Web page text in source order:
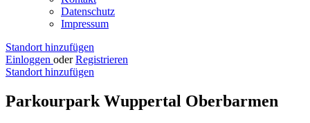
Datenschutz
Impressum
Standort hinzufügen
Einloggen oder Registrieren
Standort hinzufügen
Parkourpark Wuppertal Oberbarmen